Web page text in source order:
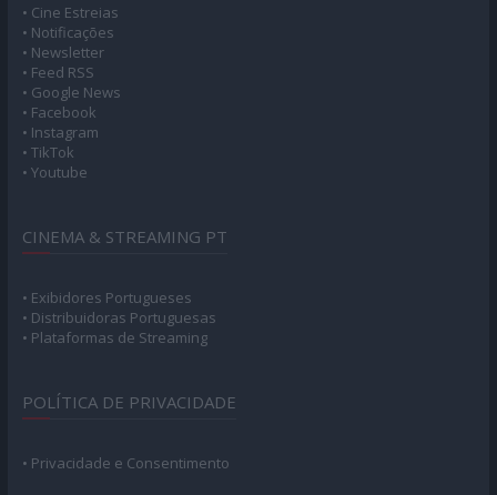
• Cine Estreias
• Notificações
• Newsletter
• Feed RSS
• Google News
• Facebook
• Instagram
• TikTok
• Youtube
CINEMA & STREAMING PT
• Exibidores Portugueses
• Distribuidoras Portuguesas
• Plataformas de Streaming
POLÍTICA DE PRIVACIDADE
• Privacidade e Consentimento